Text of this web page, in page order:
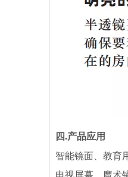
四.产品应用
智能镜面、教育
电视屏幕、魔术